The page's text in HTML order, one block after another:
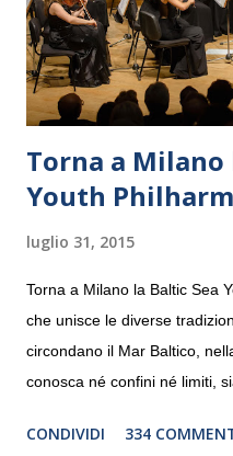
Torna a Milano
Youth
luglio 31, 2015
Torna a Milano la Baltic Sea
che unisce le diverse
circondano il Mar Baltico,
conosca né confini né limiti,
debutterà il 10 settembre a
CONDIVIDI 334